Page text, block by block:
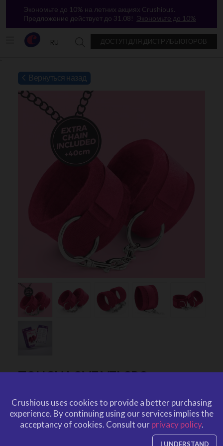
`
Экономьте до 10% на летних акциях Crushious.
Предложение действует до 31.08! Экономьте до 10%
RU ДОСТУП ДЛЯ ДИСТРИБЬЮТОРОВ
Поиск в Crushious
Вернуться назад
TOUGH LOVE VELCRO
40CM CHAIN CRUSHIOUS PINK
от
CRU10237 EAN: 7403254157040
Crushious uses cookies to provide a better purchasing
experience. By continuing using our services implies the
acceptancy of cookies. Consult ourprivacy policy.
I UNDERSTAND